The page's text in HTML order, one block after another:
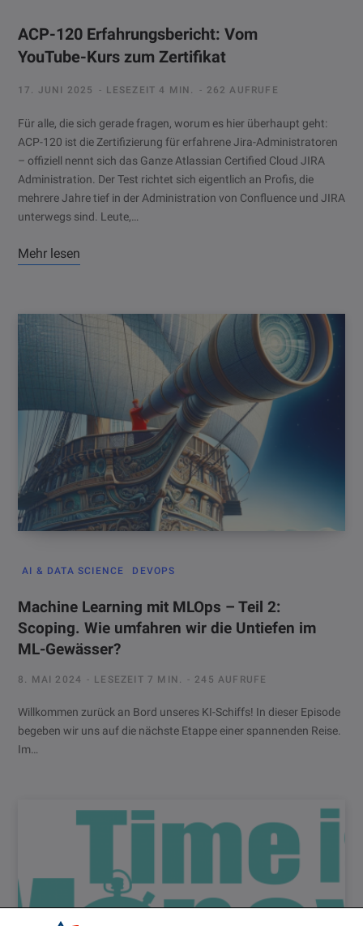
ACP-120 Erfahrungsbericht: Vom
YouTube-Kurs zum Zertifikat
17. JUNI 2025 LESEZEIT 4 MIN. 262 AUFRUFE
Für alle, die sich gerade fragen, worum es hier überhaupt geht:
ACP-120 ist die Zertifizierung für erfahrene Jira-Administratoren
– offiziell nennt sich das Ganze Atlassian Certified Cloud JIRA
Administration. Der Test richtet sich eigentlich an Profis, die
mehrere Jahre tief in der Administration von Confluence und JIRA
unterwegs sind. Leute,…
Mehr lesen
AI & DATA SCIENCE DEVOPS
Machine Learning mit MLOps – Teil 2:
Scoping. Wie umfahren wir die Untiefen im
ML-Gewässer?
8. MAI 2024 LESEZEIT 7 MIN. 245 AUFRUFE
Willkommen zurück an Bord unseres KI-Schiffs! In dieser Episode
begeben wir uns auf die nächste Etappe einer spannenden Reise.
Im…